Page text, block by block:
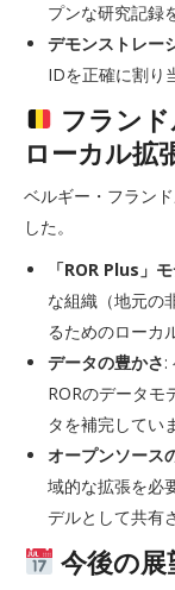
プンな研究記録
デモンストレー
IDを正確に割り
フラン
ローカル
ベルギー・フラン
した。
「ROR Plus」
な組織（地元の
るためのローカ
データの豊かさ:
RORのデータモ
タを補完してい
オープンソース
域的な拡張を必
デルとして共有
今後の展